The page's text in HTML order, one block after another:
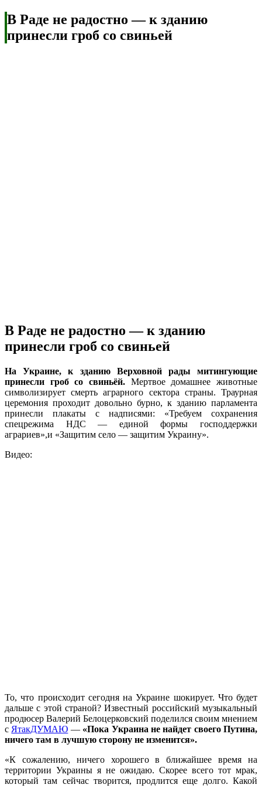
В Раде не радостно — к зданию
принесли гроб со свиньей
В Раде не радостно — к зданию
принесли гроб со свиньей
На Украине, к зданию Верховной рады митингующие
принесли гроб со свиньёй. Мертвое домашнее животные
символизирует смерть аграрного сектора страны. Траурная
церемония проходит довольно бурно, к зданию парламента
принесли плакаты с надписями: «Требуем сохранения
спецрежима НДС — единой формы господдержки
аграриев»,и «Защитим село — защитим Украину».
Видео:
То, что происходит сегодня на Украине шокирует. Что будет
дальше с этой страной? Известный российский музыкальный
продюсер Валерий Белоцерковский поделился своим мнением
с ЯтакДУМАЮ — «Пока Украина не найдет своего Путина,
ничего там в лучшую сторону не изменится».
«К сожалению, ничего хорошего в ближайшее время на
территории Украины я не ожидаю. Скорее всего тот мрак,
который там сейчас творится, продлится еще долго. Какой